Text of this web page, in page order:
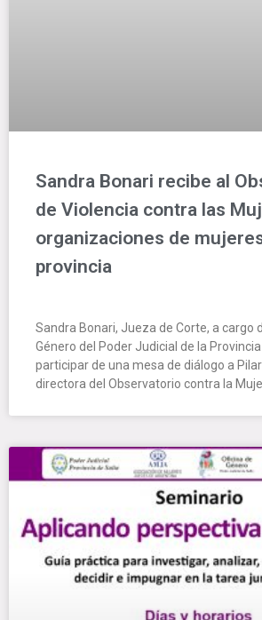
Sandra Bonari recibe al
de Violencia contra las
organizaciones de
provincia
Sandra Bonari, Jueza de Corte, a cargo
Género del Poder Judicial de la
participar de una mesa de diálogo a
directora del Observatorio contra la